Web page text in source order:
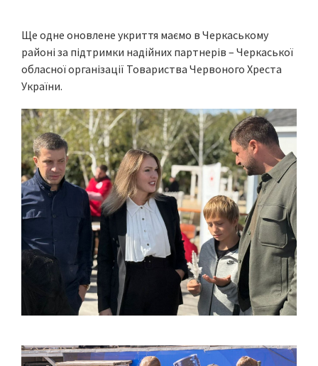
Ще одне оновлене укриття маємо в Черкаському
районі за підтримки надійних партнерів – Черкаської
обласної організації Товариства Червоного Хреста
України.